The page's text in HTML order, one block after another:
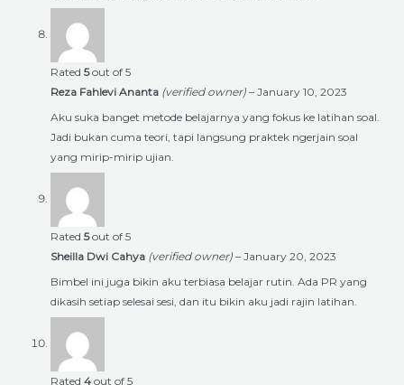
Rated 5out of 5
Reza Fahlevi Ananta (verified owner) – January 10, 2023
Aku suka banget metode belajarnya yang fokus ke latihan soal.
Jadi bukan cuma teori, tapi langsung praktek ngerjain soal
yang mirip-mirip ujian.
Rated 5out of 5
Sheilla Dwi Cahya (verified owner) – January 20, 2023
Bimbel ini juga bikin aku terbiasa belajar rutin. Ada PR yang
dikasih setiap selesai sesi, dan itu bikin aku jadi rajin latihan.
Rated 4 out of 5